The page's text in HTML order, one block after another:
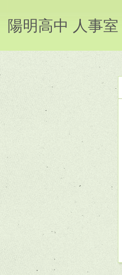
陽明高中 人事室